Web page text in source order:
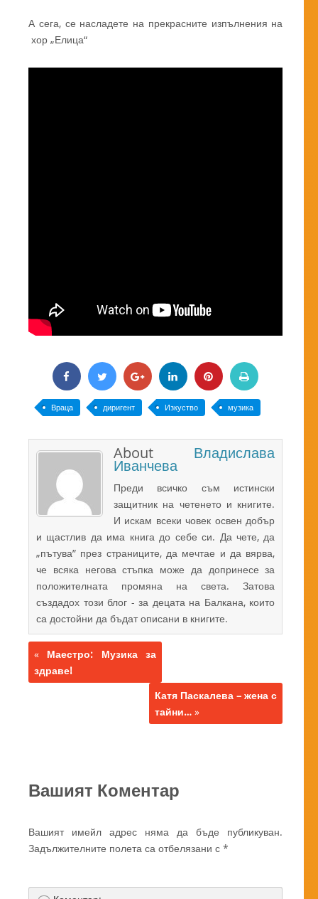
А сега, се насладете на прекрасните изпълнения на
хор „Елица“
Враца диригент Изкуство музика
About Владислава
Иванчева
Преди всичко съм истински
защитник на четенето и книгите.
И искам всеки човек освен добър
и щастлив да има книга до себе си. Да чете, да
„пътува” през страниците, да мечтае и да вярва,
че всяка негова стъпка може да допринесе за
положителната промяна на света. Затова
създадох този блог - за децата на Балкана, които
са достойни да бъдат описани в книгите.
« Маестро: Музика за
здраве!
Катя Паскалева – жена с
тайни… »
Вашият Коментар
Вашият имейл адрес няма да бъде публикуван.
Задължителните полета са отбелязани с *